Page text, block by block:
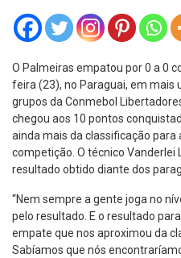
O Palmeiras empatou por 0 a 0
feira (23), no Paraguai, em mais
grupos da Conmebol
chegou aos 10 pontos
ainda mais da classificação para
competição. O técnico Vanderlei
resultado obtido diante dos
“Nem sempre a gente joga no
pelo resultado. E o resultado
empate que nos aproximou da
Sabíamos que nós